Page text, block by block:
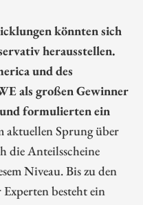
könnten sich
herausstellen.
und des
als großen Gewinner
formulierten ein
aktuellen Sprung über
die Anteilsscheine
Niveau. Bis zu den
besteht ein